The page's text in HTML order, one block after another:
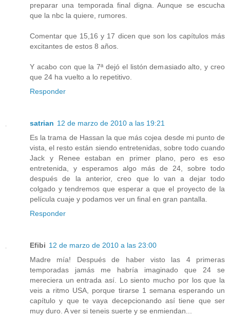
preparar una temporada final digna. Aunque se escucha
que la nbc la quiere, rumores.
Comentar que 15,16 y 17 dicen que son los capítulos más
excitantes de estos 8 años.
Y acabo con que la 7ª dejó el listón demasiado alto, y creo
que 24 ha vuelto a lo repetitivo.
Responder
satrian 12 de marzo de 2010 a las 19:21
Es la trama de Hassan la que más cojea desde mi punto de
vista, el resto están siendo entretenidas, sobre todo cuando
Jack y Renee estaban en primer plano, pero es eso
entretenida, y esperamos algo más de 24, sobre todo
después de la anterior, creo que lo van a dejar todo
colgado y tendremos que esperar a que el proyecto de la
película cuaje y podamos ver un final en gran pantalla.
Responder
Efibi 12 de marzo de 2010 a las 23:00
Madre mía! Después de haber visto las 4 primeras
temporadas jamás me habría imaginado que 24 se
mereciera un entrada así. Lo siento mucho por los que la
veis a ritmo USA, porque tirarse 1 semana esperando un
capítulo y que te vaya decepcionando así tiene que ser
muy duro. A ver si teneis suerte y se enmiendan...